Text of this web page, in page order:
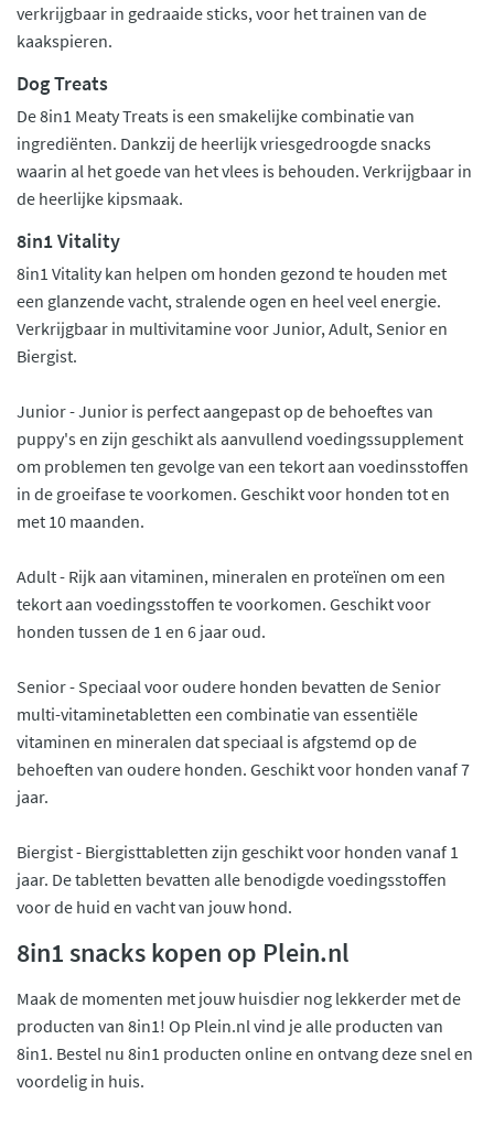
verkrijgbaar in gedraaide sticks, voor het trainen van de
kaakspieren.
Dog Treats
De 8in1 Meaty Treats is een smakelijke combinatie van
ingrediënten. Dankzij de heerlijk vriesgedroogde snacks
waarin al het goede van het vlees is behouden. Verkrijgbaar in
de heerlijke kipsmaak.
8in1 Vitality
8in1 Vitality kan helpen om honden gezond te houden met
een glanzende vacht, stralende ogen en heel veel energie.
Verkrijgbaar in multivitamine voor Junior, Adult, Senior en
Biergist.
Junior - Junior is perfect aangepast op de behoeftes van
puppy's en zijn geschikt als aanvullend voedingssupplement
om problemen ten gevolge van een tekort aan voedinsstoffen
in de groeifase te voorkomen. Geschikt voor honden tot en
met 10 maanden.
Adult - Rijk aan vitaminen, mineralen en proteïnen om een
tekort aan voedingsstoffen te voorkomen. Geschikt voor
honden tussen de 1 en 6 jaar oud.
Senior - Speciaal voor oudere honden bevatten de Senior
multi-vitaminetabletten een combinatie van essentiële
vitaminen en mineralen dat speciaal is afgstemd op de
behoeften van oudere honden. Geschikt voor honden vanaf 7
jaar.
Biergist - Biergisttabletten zijn geschikt voor honden vanaf 1
jaar. De tabletten bevatten alle benodigde voedingsstoffen
voor de huid en vacht van jouw hond.
8in1 snacks kopen op Plein.nl
Maak de momenten met jouw huisdier nog lekkerder met de
producten van 8in1! Op Plein.nl vind je alle producten van
8in1. Bestel nu 8in1 producten online en ontvang deze snel en
voordelig in huis.